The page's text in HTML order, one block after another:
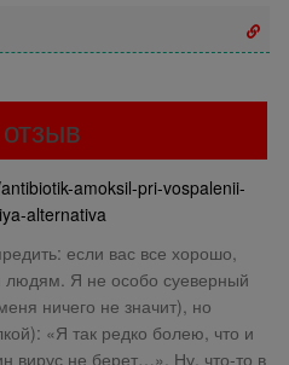
amoksil-pri-vospalenii-
alternativa
если вас все хорошо,
людям. Я не особо суеверный
ничего не значит), но
«Я так редко болею, что и
вирус не берет…». Ну, что-то в